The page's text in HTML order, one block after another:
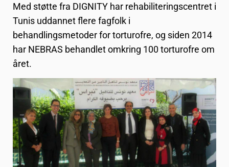
Med støtte fra DIGNITY har rehabiliteringscentret i
Tunis uddannet flere fagfolk i
behandlingsmetoder for torturofre, og siden 2014
har NEBRAS behandlet omkring 100 torturofre om
året.